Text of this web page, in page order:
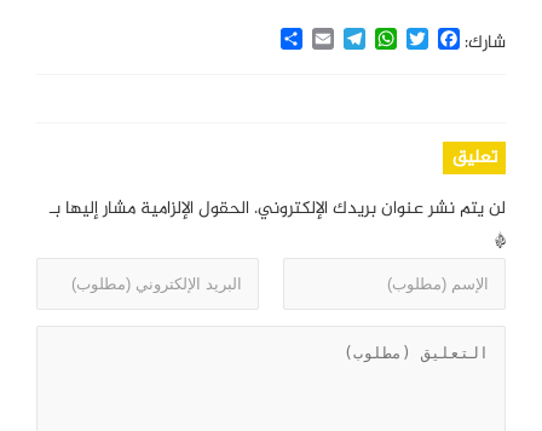
شارك: Facebook
Twitter
WhatsApp
Telegram
Email
Share
تعليق
لن يتم نشر عنوان بريدك الإلكتروني. الحقول الإلزامية مشار إليها بـ
*